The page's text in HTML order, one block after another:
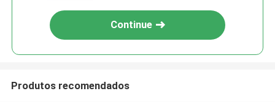
Continue
Produtos recomendados